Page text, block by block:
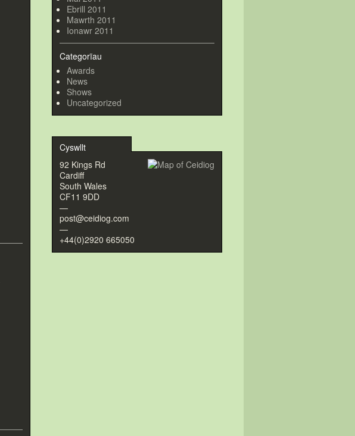
Ebrill 2011
Mawrth 2011
Ionawr 2011
Categorïau
Awards
News
Shows
Uncategorized
Cyswllt
92 Kings Rd
Cardiff
South Wales
CF11 9DD
—
post@ceidiog.com
—
+44(0)2920 665050